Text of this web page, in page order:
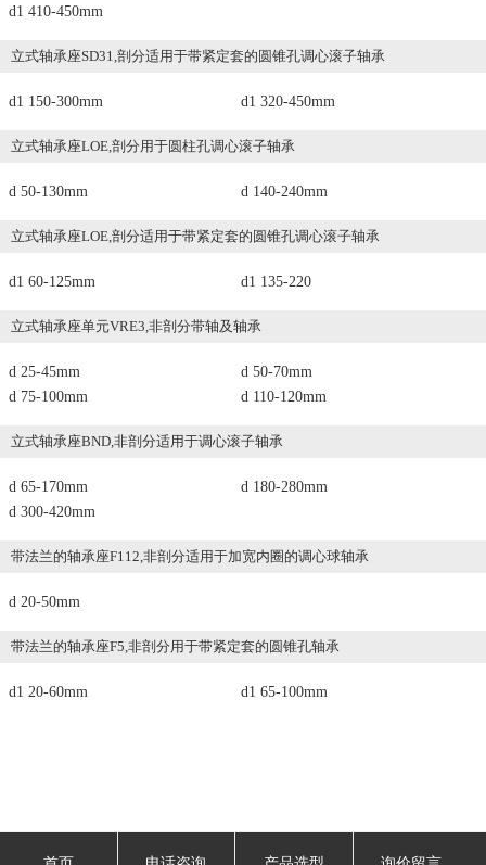
d1 410-450mm
立式轴承座SD31,剖分适用于带紧定套的圆锥孔调心滚子轴承
d1 150-300mm d1 320-450mm
立式轴承座LOE,剖分用于圆柱孔调心滚子轴承
d 50-130mm d 140-240mm
立式轴承座LOE,剖分适用于带紧定套的圆锥孔调心滚子轴承
d1 60-125mm d1 135-220
立式轴承座单元VRE3,非剖分带轴及轴承
d 25-45mm
d 50-70mm
d 75-100mm
d 110-120mm
立式轴承座BND,非剖分适用于调心滚子轴承
d 65-170mm
d 180-280mm
d 300-420mm
带法兰的轴承座F112,非剖分适用于加宽内圈的调心球轴承
d 20-50mm
带法兰的轴承座F5,非剖分用于带紧定套的圆锥孔轴承
d1 20-60mm d1 65-100mm